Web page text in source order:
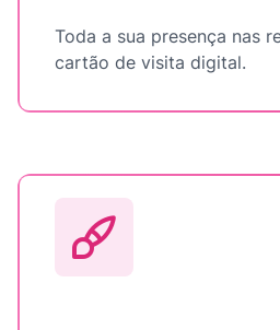
Toda a sua presença nas
cartão de visita digital.